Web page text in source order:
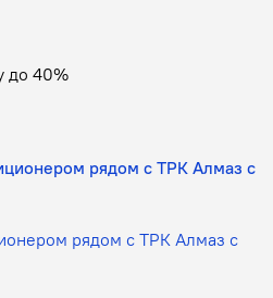
до 40%
рядом с ТРК Алмаз с